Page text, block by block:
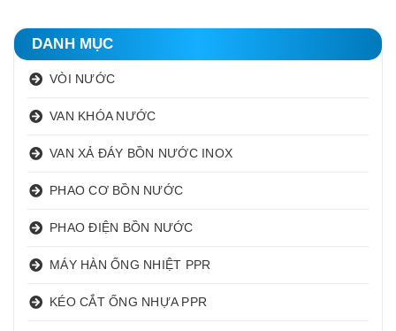
DANH MỤC
VÒI NƯỚC
VAN KHÓA NƯỚC
VAN XẢ ĐÁY BỒN NƯỚC INOX
PHAO CƠ BỒN NƯỚC
PHAO ĐIỆN BỒN NƯỚC
MÁY HÀN ỐNG NHIỆT PPR
KÉO CẮT ỐNG NHỰA PPR